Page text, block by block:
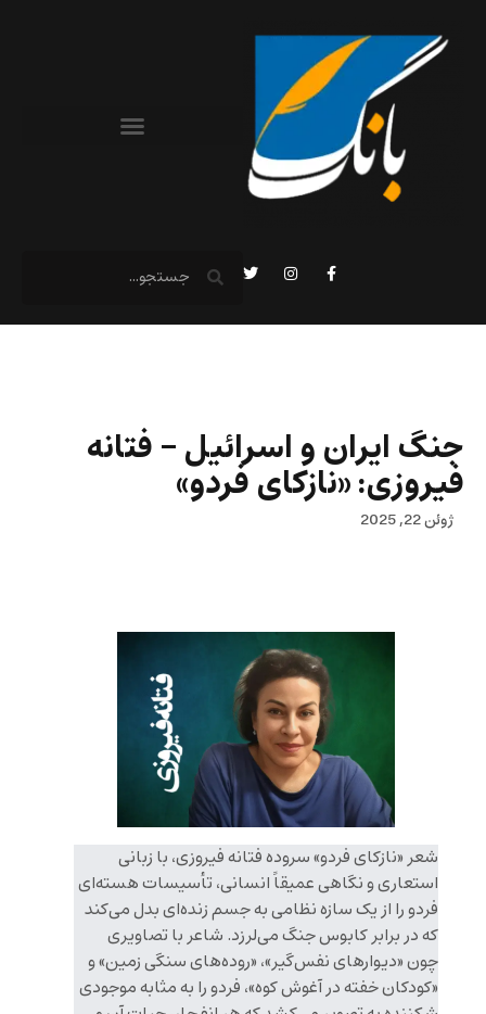
جنگ ایران و اسرائیل – فتانه
فیروزی: «نازکای فردو»
ژوئن 22, 2025
شعر «نازکای فردو» سروده فتانه فیروزی، با زبانی
استعاری و نگاهی عمیقاً انسانی، تأسیسات هسته‌ای
فردو را از یک سازه نظامی به جسم زنده‌ای بدل می‌کند
که در برابر کابوس جنگ می‌لرزد. شاعر با تصاویری
چون «دیوارهای نفس‌گیر»، «روده‌های سنگی زمین» و
«کودکان خفته در آغوش کوه»، فردو را به مثابه موجودی